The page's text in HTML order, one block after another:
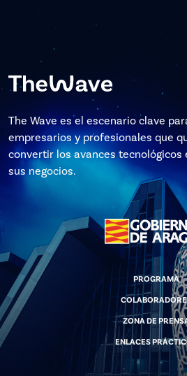
The Wave es el escenario clave
empresarios y profesionales que
convertir los avances
sus negocios.
PROGRAMA
ZONA DE
ENLACES